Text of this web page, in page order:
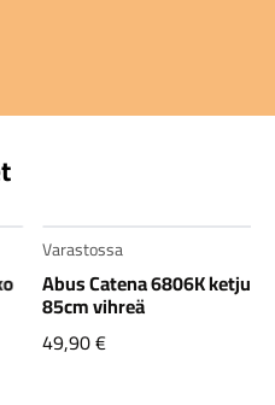
Varastossa
Abus Catena 6806K
85cm vihreä
49,90€